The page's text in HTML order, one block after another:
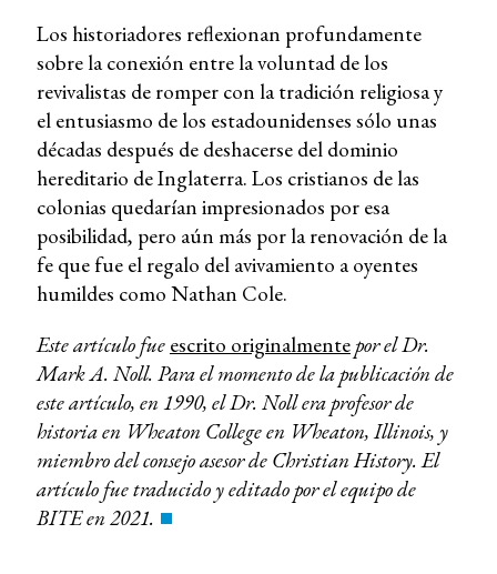
Los historiadores reflexionan profundamente
sobre la conexión entre la voluntad de los
revivalistas de romper con la tradición religiosa y
el entusiasmo de los estadounidenses sólo unas
décadas después de deshacerse del dominio
hereditario de Inglaterra. Los cristianos de las
colonias quedarían impresionados por esa
posibilidad, pero aún más por la renovación de la
fe que fue el regalo del avivamiento a oyentes
humildes como Nathan Cole.
Este artículo fue escrito originalmentepor el Dr.
Mark A. Noll. Para el momento de la publicación de
este artículo, en 1990, el Dr. Noll era profesor de
historia en Wheaton College en Wheaton, Illinois, y
miembro del consejo asesor de Christian History. El
artículo fue traducido y editado por el equipo de
BITE en 2021.